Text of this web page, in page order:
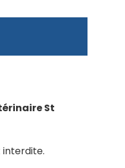
St